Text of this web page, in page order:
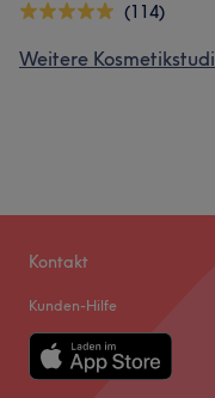
(114)
Weitere
Kontakt
Kunden-Hilfe